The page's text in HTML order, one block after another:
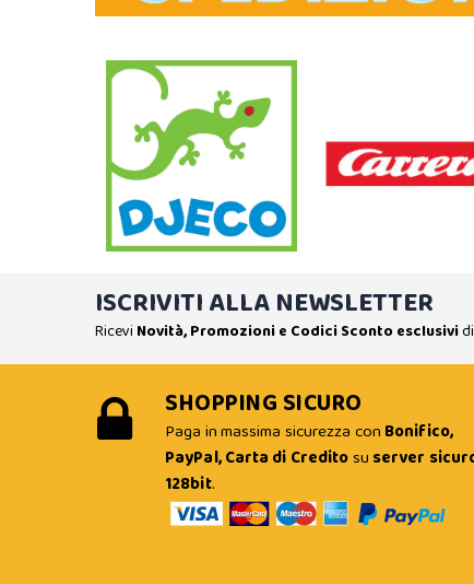
ISCRIVITI ALLA NEWSLETTER
Ricevi Novità, Promozioni e Codici Sconto esclusivi
SHOPPING SICURO
Paga in massima sicurezza con Bonifico,
PayPal, Carta di Creditosu server
128bit.